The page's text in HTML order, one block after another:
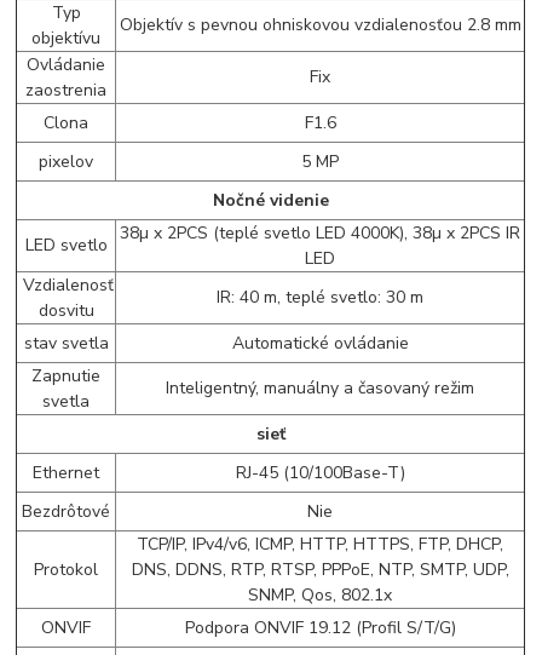
Typ
objektívu
Objektív s pevnou ohniskovou vzdialenosťou 2.8 mm
Ovládanie
zaostrenia
Fix
Clona
F1.6
pixelov
5 MP
Nočné videnie
LED svetlo
38µ x 2PCS (teplé svetlo LED 4000K), 38µ x 2PCS IR
LED
Vzdialenosť
dosvitu
IR: 40 m, teplé svetlo: 30 m
stav svetla
Automatické ovládanie
Zapnutie
svetla
Inteligentný, manuálny a časovaný režim
sieť
Ethernet
RJ-45 (10/100Base-T)
Bezdrôtové
Nie
Protokol
TCP/IP, IPv4/v6, ICMP, HTTP, HTTPS, FTP, DHCP,
DNS, DDNS, RTP, RTSP, PPPoE, NTP, SMTP, UDP,
SNMP, Qos, 802.1x
ONVIF
Podpora ONVIF 19.12 (Profil S/T/G)